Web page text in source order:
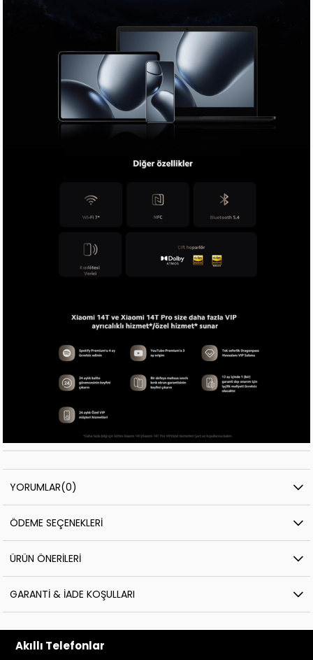
YORUMLAR(0)
ÖDEME SEÇENEKLERI
ÜRÜN ÖNERILERI
GARANTI & İADE KOŞULLARI
Akıllı Telefonlar